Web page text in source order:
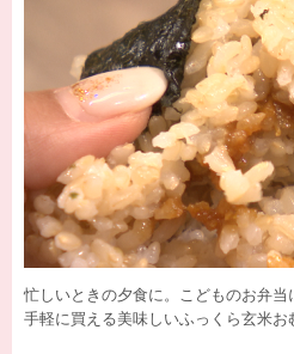
忙しいときの夕食に。こどものお弁当
手軽に買える美味しいふっくら玄米お